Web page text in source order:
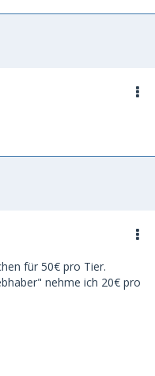
für 50€ pro Tier.
nehme ich 20€ pro